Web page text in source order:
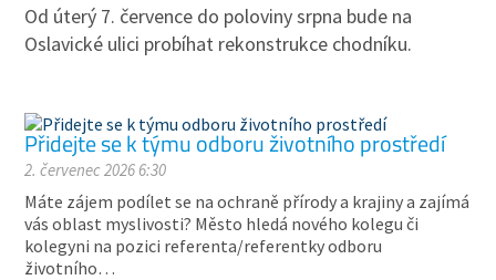
Od úterý 7. července do poloviny srpna bude na
Oslavické ulici probíhat rekonstrukce chodníku.
Přidejte se k týmu odboru životního prostředí
2. červenec 2026 6:30
Máte zájem podílet se na ochraně přírody a krajiny a zajímá
vás oblast myslivosti? Město hledá nového kolegu či
kolegyni na pozici referenta/referentky odboru
životního…